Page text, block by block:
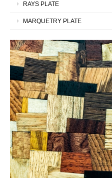
RAYS PLATE
MARQUETRY PLATE